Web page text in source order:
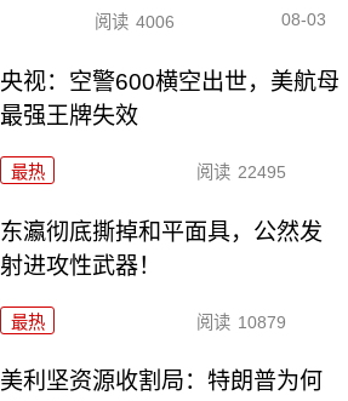
阅读 4006 08-03
央视：空警600横空出世，美航母
最强王牌失效
最热 阅读 22495
东瀛彻底撕掉和平面具，公然发
射进攻性武器！
最热 阅读 10879
美利坚资源收割局：特朗普为何